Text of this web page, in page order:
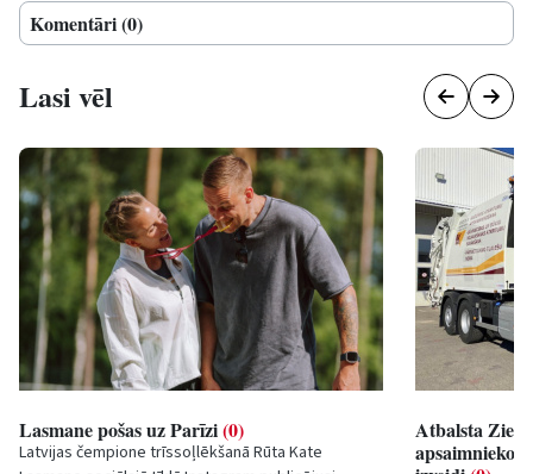
Komentāri (0)
Lasi vēl
Lasmane pošas uz Parīzi(0)
Latvijas čempione trīssoļlēkšanā Rūta Kate
Atbalsta